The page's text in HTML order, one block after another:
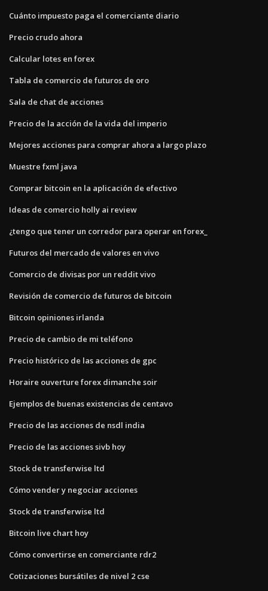
Cuánto impuesto paga el comerciante diario
Precio crudo ahora
Calcular lotes en forex
Tabla de comercio de futuros de oro
Sala de chat de acciones
Precio de la acción de la vida del imperio
Mejores acciones para comprar ahora a largo plazo
Muestre fxml java
Comprar bitcoin en la aplicación de efectivo
Ideas de comercio holly ai review
¿tengo que tener un corredor para operar en forex_
Futuros del mercado de valores en vivo
Comercio de divisas por un reddit vivo
Revisión de comercio de futuros de bitcoin
Bitcoin opiniones irlanda
Precio de cambio de mi teléfono
Precio histórico de las acciones de gpc
Horaire ouverture forex dimanche soir
Ejemplos de buenas existencias de centavo
Precio de las acciones de nsdl india
Precio de las acciones sivb hoy
Stock de transferwise ltd
Cómo vender y negociar acciones
Stock de transferwise ltd
Bitcoin live chart hoy
Cómo convertirse en comerciante rdr2
Cotizaciones bursátiles de nivel 2 cse